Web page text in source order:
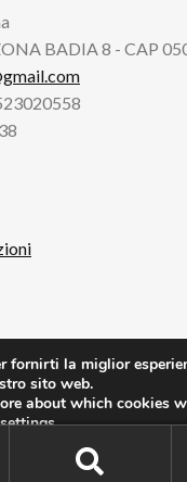
BADIA 8 - CAP
2026
Realizzato con
fornirti la miglior
sito web.
about which cookies
settings.
Impostazioni